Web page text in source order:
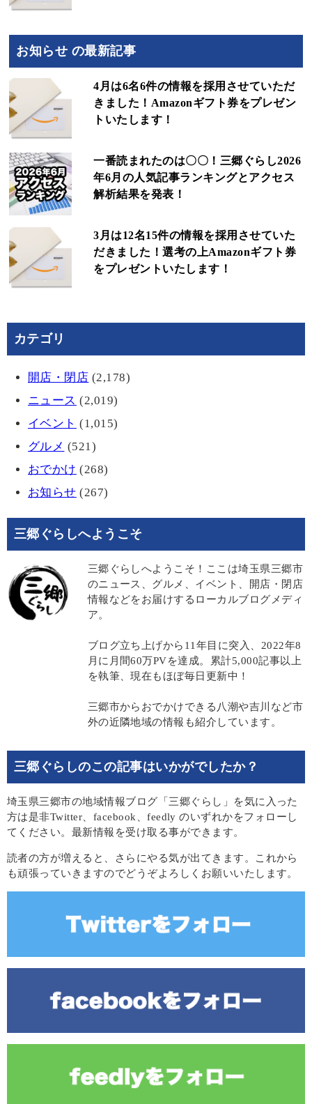
お知らせ の最新記事
4月は6名6件の情報を採用させていただ
きました！Amazonギフト券をプレゼン
トいたします！
一番読まれたのは〇〇！三郷ぐらし2026
年6月の人気記事ランキングとアクセス
解析結果を発表！
3月は12名15件の情報を採用させていた
だきました！選考の上Amazonギフト券
をプレゼントいたします！
カテゴリ
開店・閉店 (2,178)
ニュース (2,019)
イベント (1,015)
グルメ (521)
おでかけ (268)
お知らせ (267)
三郷ぐらしへようこそ
三郷ぐらしへようこそ！ここは埼玉県三郷市
のニュース、グルメ、イベント、開店・閉店
情報などをお届けするローカルブログメディ
ア。
ブログ立ち上げから11年目に突入、2022年8
月に月間60万PVを達成。累計5,000記事以上
を執筆、現在もほぼ毎日更新中！
三郷市からおでかけできる八潮や吉川など市
外の近隣地域の情報も紹介しています。
三郷ぐらしのこの記事はいかがでしたか？
埼玉県三郷市の地域情報ブログ「三郷ぐらし」を気に入った
方は是非Twitter、facebook、feedly のいずれかをフォローし
てください。最新情報を受け取る事ができます。
読者の方が増えると、さらにやる気が出てきます。これから
も頑張っていきますのでどうぞよろしくお願いいたします。